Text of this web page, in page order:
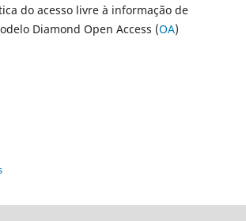
do acesso livre à informação de
Diamond Open Access (OA)